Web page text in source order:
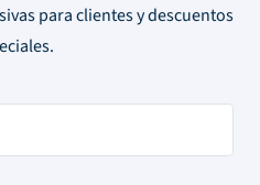
para clientes y descuentos